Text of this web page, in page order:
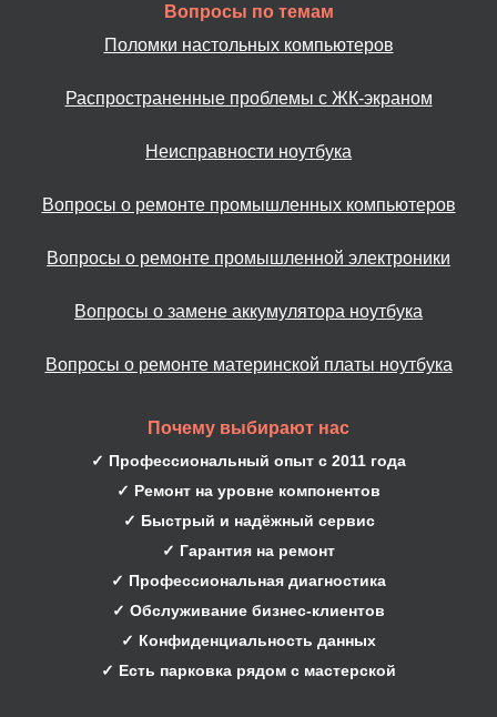
Вопросы по темам
Поломки настольных компьютеров
Распространенные проблемы с ЖК-экраном
Неисправности ноутбука
Вопросы о ремонте промышленных компьютеров
Вопросы о ремонте промышленной электроники
Вопросы о замене аккумулятора ноутбука
Вопросы о ремонте материнской платы ноутбука
Почему выбирают нас
✓ Профессиональный опыт с 2011 года
✓ Ремонт на уровне компонентов
✓ Быстрый и надёжный сервис
✓ Гарантия на ремонт
✓ Профессиональная диагностика
✓ Обслуживание бизнес-клиентов
✓ Конфиденциальность данных
✓ Есть парковка рядом с мастерской